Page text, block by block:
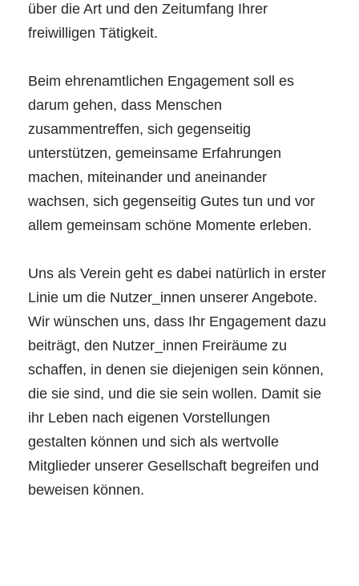
über die Art und den Zeitumfang Ihrer
freiwilligen Tätigkeit.
Beim ehrenamtlichen Engagement soll es
darum gehen, dass Menschen
zusammentreffen, sich gegenseitig
unterstützen, gemeinsame Erfahrungen
machen, miteinander und aneinander
wachsen, sich gegenseitig Gutes tun und vor
allem gemeinsam schöne Momente erleben.
Uns als Verein geht es dabei natürlich in erster
Linie um die Nutzer_innen unserer Angebote.
Wir wünschen uns, dass Ihr Engagement dazu
beiträgt, den Nutzer_innen Freiräume zu
schaffen, in denen sie diejenigen sein können,
die sie sind, und die sie sein wollen. Damit sie
ihr Leben nach eigenen Vorstellungen
gestalten können und sich als wertvolle
Mitglieder unserer Gesellschaft begreifen und
beweisen können.